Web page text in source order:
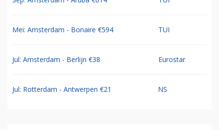
Mei: Amsterdam - Bonaire €594 TUI
Jul: Amsterdam - Berlijn €38 Eurostar
Jul: Rotterdam - Antwerpen €21 NS